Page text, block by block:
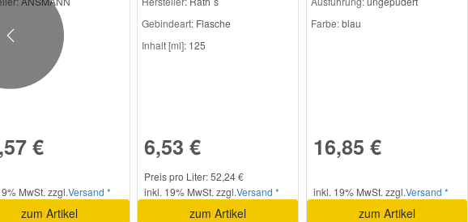
€
MwSt. zzgl.Versand *
zum Artikel
Gebindeart: Flasche
Inhalt [ml]: 125
6,53 €
Preis pro Liter: 52,24 €
inkl. 19% MwSt. zzgl.Versand *
zum Artikel
Farbe:blau
16,85 €
inkl. 19% MwSt. zzgl.Versand *
zum Artikel
Previous